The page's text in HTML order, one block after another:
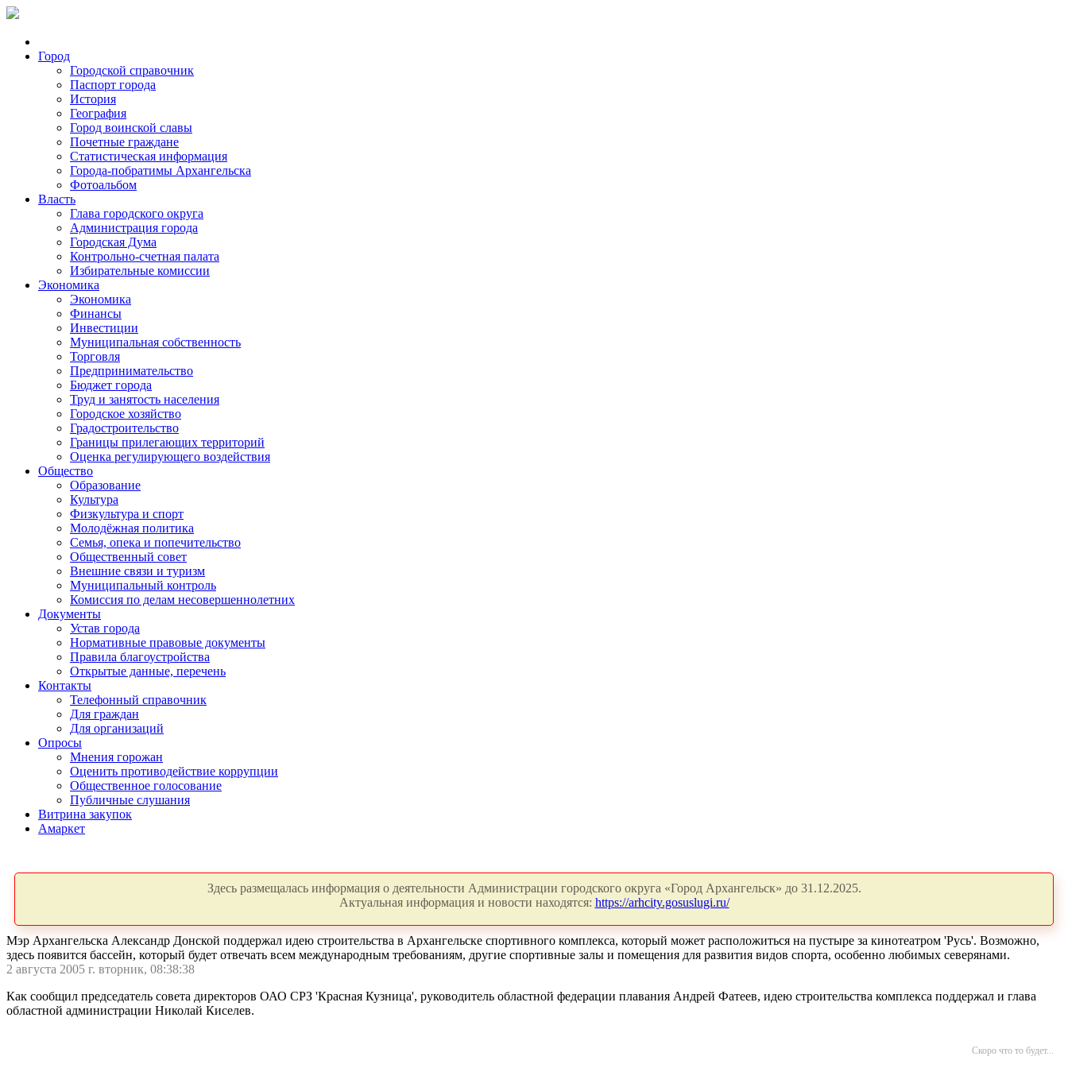
Город
Городской справочник
Паспорт города
История
География
Город воинской славы
Почетные граждане
Статистическая информация
Города-побратимы Архангельска
Фотоальбом
Власть
Глава городского округа
Администрация города
Городская Дума
Контрольно-счетная палата
Избирательные комиссии
Экономика
Экономика
Финансы
Инвестиции
Муниципальная собственность
Торговля
Предпринимательство
Бюджет города
Труд и занятость населения
Городское хозяйство
Градостроительство
Границы прилегающих территорий
Оценка регулирующего воздействия
Общество
Образование
Культура
Физкультура и спорт
Молодёжная политика
Семья, опека и попечительство
Общественный совет
Внешние связи и туризм
Муниципальный контроль
Комиссия по делам несовершеннолетних
Документы
Устав города
Нормативные правовые документы
Правила благоустройства
Открытые данные, перечень
Контакты
Телефонный справочник
Для граждан
Для организаций
Опросы
Мнения горожан
Оценить противодействие коррупции
Общественное голосование
Публичные слушания
Витрина закупок
Амаркет
Здесь размещалась информация о деятельности Администрации городского округа «Город Архангельск» до 31.12.2025.
Актуальная информация и новости находятся: https://arhcity.gosuslugi.ru/
Мэр Архангельска Александр Донской поддержал идею строительства в Архангельске спортивного комплекса, который может расположиться на пустыре за кинотеатром 'Русь'. Возможно,
здесь появится бассейн, который будет отвечать всем международным требованиям, другие спортивные залы и помещения для развития видов спорта, особенно любимых северянами.
2 августа 2005 г. вторник, 08:38:38
Как сообщил председатель совета директоров ОАО СРЗ 'Красная Кузница', руководитель областной федерации плавания Андрей Фатеев, идею строительства комплекса поддержал и глава
областной администрации Николай Киселев.
Скоро что то будет...